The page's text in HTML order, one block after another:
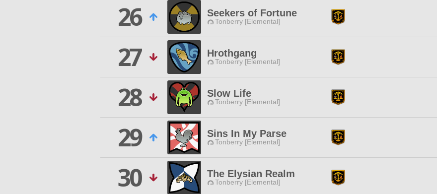
26
Seekers of Fortune
Tonberry [Elemental]
27
Hrothgang
Tonberry [Elemental]
28
Slow Life
Tonberry [Elemental]
29
Sins In My Parse
Tonberry [Elemental]
30
The Elysian Realm
Tonberry [Elemental]